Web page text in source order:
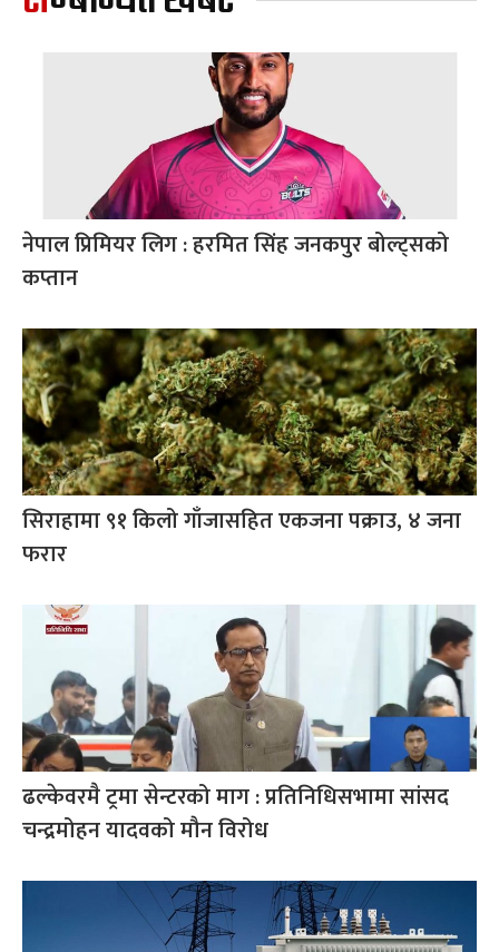
नेपाल प्रिमियर लिग : हरमित सिंह जनकपुर बोल्ट्सको
कप्तान
सिराहामा ९१ किलो गाँजासहित एकजना पक्राउ, ४ जना
फरार
ढल्केवरमै ट्रमा सेन्टरको माग : प्रतिनिधिसभामा सांसद
चन्द्रमोहन यादवको मौन विरोध